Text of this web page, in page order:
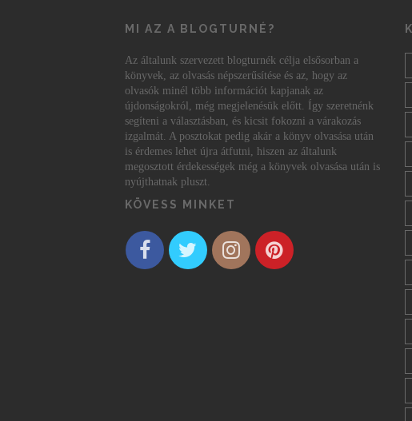
MI AZ A BLOGTURNÉ?
Az általunk szervezett blogturnék célja elsősorban a
könyvek, az olvasás népszerűsítése és az, hogy az
olvasók minél több információt kapjanak az
újdonságokról, még megjelenésük előtt. Így szeretnénk
segíteni a választásban, és kicsit fokozni a várakozás
izgalmát. A posztokat pedig akár a könyv olvasása után
is érdemes lehet újra átfutni, hiszen az általunk
megosztott érdekességek még a könyvek olvasása után is
nyújthatnak pluszt.
KÖVESS MINKET